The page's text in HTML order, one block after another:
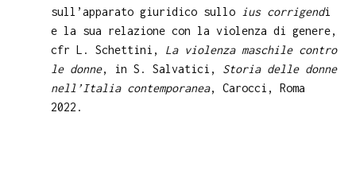
sull’apparato giuridico sullo
ius corrigendi
e la sua relazione con la violenza di genere,
cfr L. Schettini, La violenza maschile contro
le donne, in S. Salvatici, Storia delle donne
nell’Italia contemporanea, Carocci, Roma
2022.